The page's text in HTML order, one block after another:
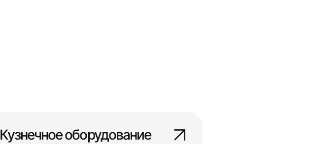
Кузнечное оборудование